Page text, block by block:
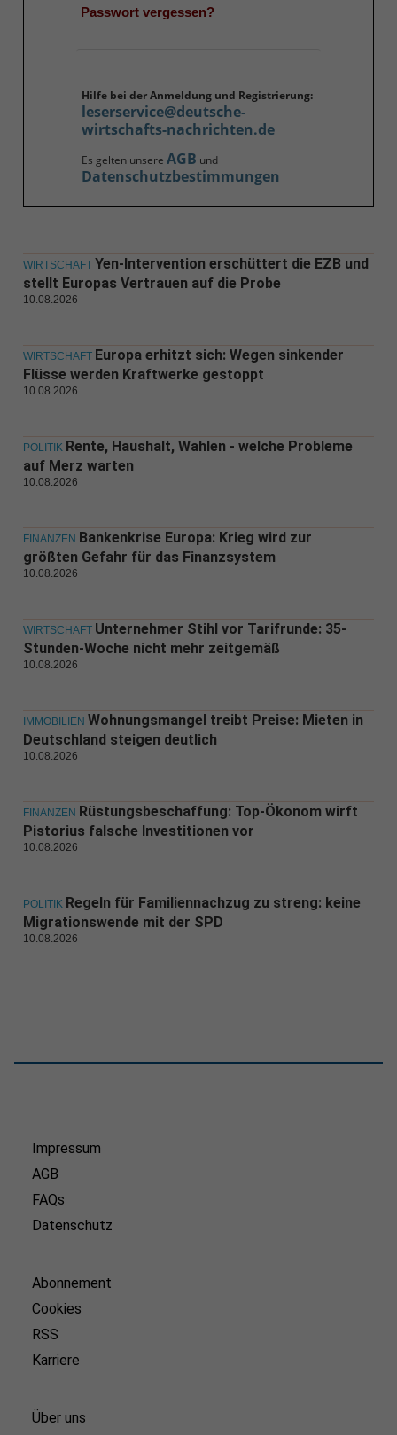
Passwort vergessen?
Hilfe bei der Anmeldung und Registrierung:
leserservice@deutsche-
wirtschafts-nachrichten.de
Es gelten unsere AGB und
Datenschutzbestimmungen
WIRTSCHAFT Yen-Intervention erschüttert die EZB und
stellt Europas Vertrauen auf die Probe
10.08.2026
WIRTSCHAFT Europa erhitzt sich: Wegen sinkender
Flüsse werden Kraftwerke gestoppt
10.08.2026
POLITIK Rente, Haushalt, Wahlen - welche Probleme
auf Merz warten
10.08.2026
FINANZEN Bankenkrise Europa: Krieg wird zur
größten Gefahr für das Finanzsystem
10.08.2026
WIRTSCHAFT Unternehmer Stihl vor Tarifrunde: 35-
Stunden-Woche nicht mehr zeitgemäß
10.08.2026
IMMOBILIEN Wohnungsmangel treibt Preise: Mieten in
Deutschland steigen deutlich
10.08.2026
FINANZEN Rüstungsbeschaffung: Top-Ökonom wirft
Pistorius falsche Investitionen vor
10.08.2026
POLITIK Regeln für Familiennachzug zu streng: keine
Migrationswende mit der SPD
10.08.2026
Impressum
AGB
FAQs
Datenschutz
Abonnement
Cookies
RSS
Karriere
Über uns